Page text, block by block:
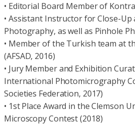
• Editorial Board Member of
• Assistant Instructor for Close-Up
Photography, as well as Pinhole
• Member of the Turkish team at
(AFSAD, 2016)
• Jury Member and Exhibition
International Photomicrography
Societies Federation, 2017)
• 1st Place Award in the Clemson
Microscopy Contest (2018)